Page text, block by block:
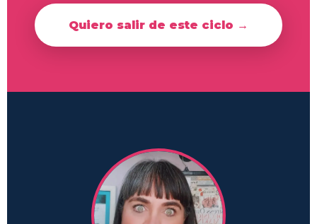
Quiero salir de este ciclo →